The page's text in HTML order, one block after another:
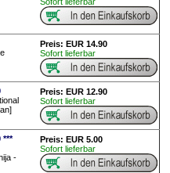
Preis: EUR 14.90
Sofort lieferbar
Preis: EUR 12.90
Sofort lieferbar
***
-
Preis: EUR 5.00
Sofort lieferbar